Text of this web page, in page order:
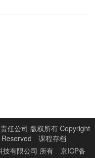
任公司 版权所有 Copyright
课程存档
有限公司 所有
京ICP备